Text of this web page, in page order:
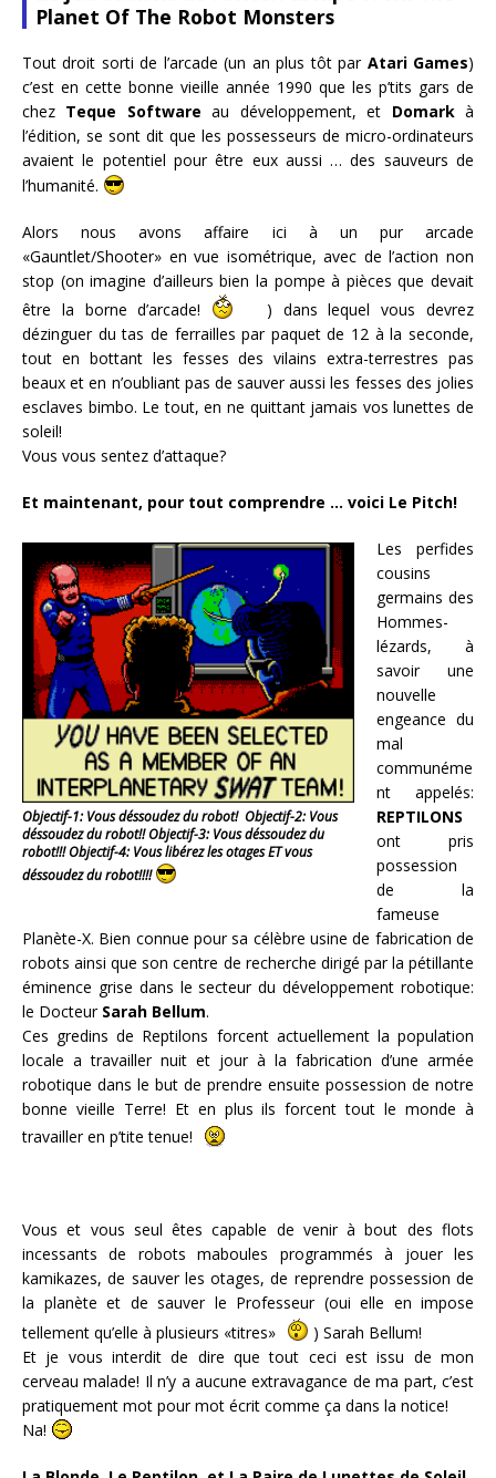
Planet Of The Robot Monsters
Tout droit sorti de l’arcade (un an plus tôt par Atari Games)
c’est en cette bonne vieille année 1990 que les p’tits gars de
chez Teque Software au développement, et Domarkà
l’édition, se sont dit que les possesseurs de micro-ordinateurs
avaient le potentiel pour être eux aussi … des sauveurs de
l’humanité.
Alors nous avons affaire ici à un pur arcade
«Gauntlet/Shooter» en vue isométrique, avec de l’action non
stop (on imagine d’ailleurs bien la pompe à pièces que devait
être la borne d’arcade!
) dans lequel vous devrez
dézinguer du tas de ferrailles par paquet de 12 à la seconde,
tout en bottant les fesses des vilains extra-terrestres pas
beaux et en n’oubliant pas de sauver aussi les fesses des jolies
esclaves bimbo. Le tout, en ne quittant jamais vos lunettes de
soleil!
Vous vous sentez d’attaque?
Et maintenant, pour tout comprendre … voici Le Pitch!
Objectif-1: Vous déssoudez du robot! Objectif-2: Vous
déssoudez du robot!! Objectif-3: Vous déssoudez du
robot!!! Objectif-4: Vous libérez les otages ET vous
déssoudez du robot!!!!
Les perfides
cousins
germains des
Hommes-
lézards, à
savoir une
nouvelle
engeance du
mal
communéme
nt appelés:
REPTILONS
ont pris
possession
de la
fameuse
Planète-X. Bien connue pour sa célèbre usine de fabrication de
robots ainsi que son centre de recherche dirigé par la pétillante
éminence grise dans le secteur du développement robotique:
le Docteur Sarah Bellum.
Ces gredins de Reptilons forcent actuellement la population
locale a travailler nuit et jour à la fabrication d’une armée
robotique dans le but de prendre ensuite possession de notre
bonne vieille Terre! Et en plus ils forcent tout le monde à
travailler en p’tite tenue!
Vous et vous seul êtes capable de venir à bout des flots
incessants de robots maboules programmés à jouer les
kamikazes, de sauver les otages, de reprendre possession de
la planète et de sauver le Professeur (oui elle en impose
tellement qu’elle à plusieurs «titres»
) Sarah Bellum!
Et je vous interdit de dire que tout ceci est issu de mon
cerveau malade! Il n’y a aucune extravagance de ma part, c’est
pratiquement mot pour mot écrit comme ça dans la notice!
Na!